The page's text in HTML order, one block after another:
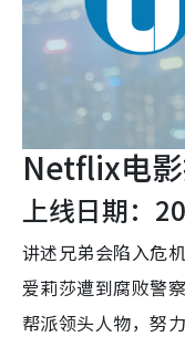
Netflix电
上线日期：
讲述兄弟会陷入危
爱莉莎遭到腐败警
帮派领头人物，努